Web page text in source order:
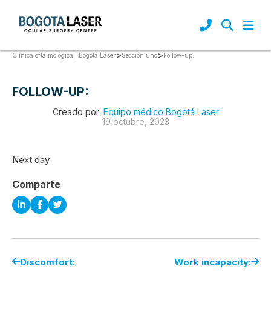
Clínica oftalmológica | Bogotá Láser>Sección uno>Follow-up:
FOLLOW-UP:
Creado por: Equipo médico Bogotá Laser
19 octubre, 2023
Next day
Comparte
Discomfort: Work incapacity: